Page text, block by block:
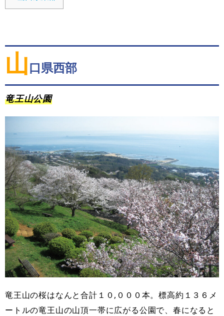
山口県西部
竜王山公園
竜王山の桜はなんと合計１０,０００本。標高約１３６メ
ートルの竜王山の山頂一帯に広がる公園で、春になると